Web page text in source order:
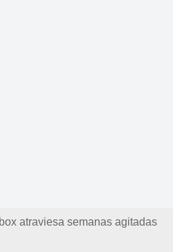
atraviesa semanas agitadas